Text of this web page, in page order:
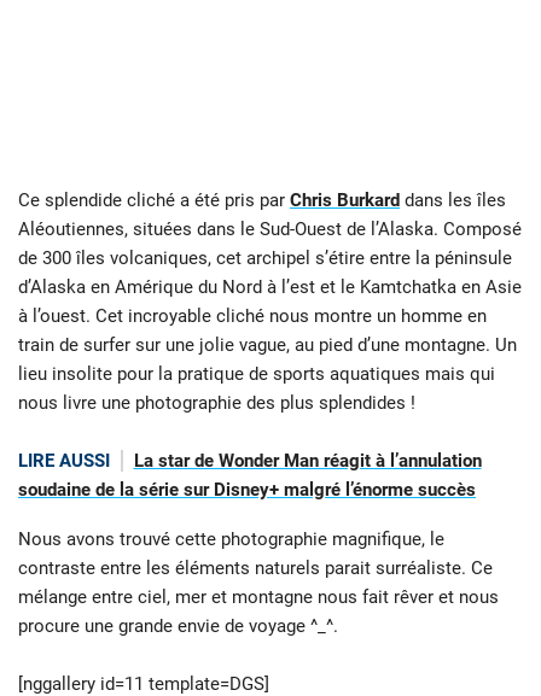
Ce splendide cliché a été pris par Chris Burkard dans les îles
Aléoutiennes, situées dans le Sud-Ouest de l’Alaska. Composé
de 300 îles volcaniques, cet archipel s’étire entre la péninsule
d’Alaska en Amérique du Nord à l’est et le Kamtchatka en Asie
à l’ouest. Cet incroyable cliché nous montre un homme en
train de surfer sur une jolie vague, au pied d’une montagne. Un
lieu insolite pour la pratique de sports aquatiques mais qui
nous livre une photographie des plus splendides !
LIRE AUSSI
La star de Wonder Man réagit à l’annulation
soudaine de la série sur Disney+ malgré l’énorme succès
Nous avons trouvé cette photographie magnifique, le
contraste entre les éléments naturels parait surréaliste. Ce
mélange entre ciel, mer et montagne nous fait rêver et nous
procure une grande envie de voyage ^_^.
[nggallery id=11 template=DGS]